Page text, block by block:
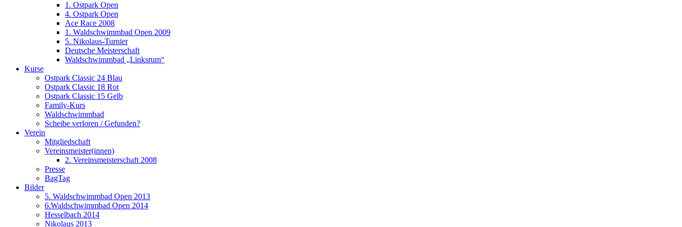
1. Ostpark Open
4. Ostpark Open
Ace Race 2008
1. Waldschwimmbad Open 2009
5. Nikolaus-Turnier
Deutsche Meisterschaft
Waldschwimmbad „Linksrum“
Kurse
Ostpark Classic 24 Blau
Ostpark Classic 18 Rot
Ostpark Classic 15 Gelb
Family-Kurs
Waldschwimmbad
Scheibe verloren / Gefunden?
Verein
Mitgliedschaft
Vereinsmeister(innen)
2. Vereinsmeisterschaft 2008
Presse
BagTag
Bilder
5. Waldschwimmbad Open 2013
6.Waldschwimmbad Open 2014
Hesselbach 2014
Nikolaus 2013